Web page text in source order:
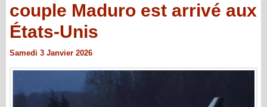
couple Maduro est arrivé aux
États-Unis
Samedi 3 Janvier 2026